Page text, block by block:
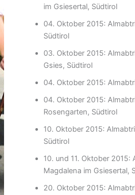
im Gsiesertal, Südtirol
04. Oktober 2015:
Südtirol
03. Oktober 2015:
Gsies, Südtirol
04. Oktober 2015:
04. Oktober 2015:
Rosengarten, Südtirol
10. Oktober 2015:
Südtirol
10. und 11. Oktober 2015:
Magdalena im Gsiesertal,
20. Oktober 2015: